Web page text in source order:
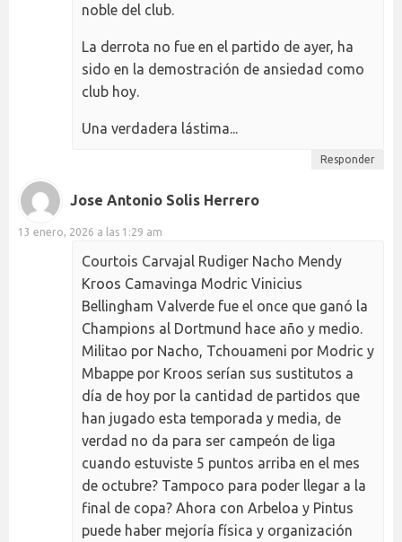
noble del club.
La derrota no fue en el partido de ayer, ha
sido en la demostración de ansiedad como
club hoy.
Una verdadera lástima...
Responder
Jose Antonio Solis Herrero
13 enero, 2026 a las 1:29 am
Courtois Carvajal Rudiger Nacho Mendy
Kroos Camavinga Modric Vinicius
Bellingham Valverde fue el once que ganó la
Champions al Dortmund hace año y medio.
Militao por Nacho, Tchouameni por Modric y
Mbappe por Kroos serían sus sustitutos a
día de hoy por la cantidad de partidos que
han jugado esta temporada y media, de
verdad no da para ser campeón de liga
cuando estuviste 5 puntos arriba en el mes
de octubre? Tampoco para poder llegar a la
final de copa? Ahora con Arbeloa y Pintus
puede haber mejoría física y organización